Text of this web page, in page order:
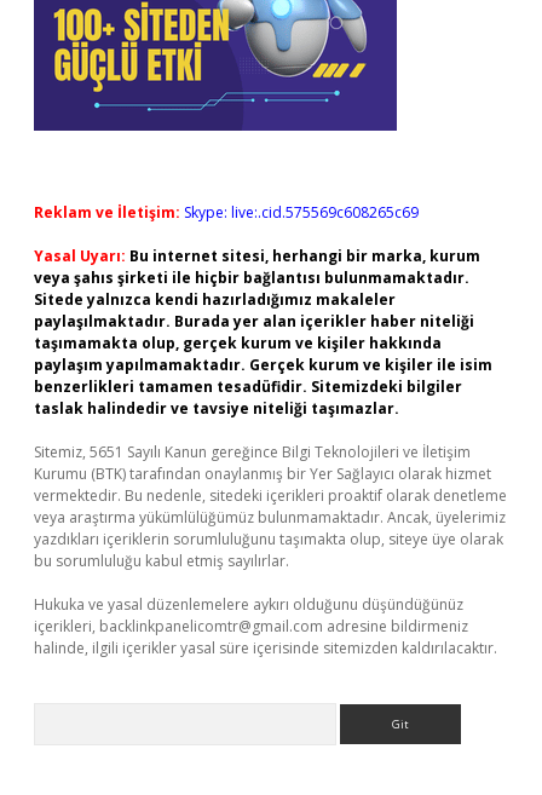
Reklam ve İletişim: Skype: live:.cid.575569c608265c69
Yasal Uyarı: Bu internet sitesi, herhangi bir marka, kurum
veya şahıs şirketi ile hiçbir bağlantısı bulunmamaktadır.
Sitede yalnızca kendi hazırladığımız makaleler
paylaşılmaktadır. Burada yer alan içerikler haber niteliği
taşımamakta olup, gerçek kurum ve kişiler hakkında
paylaşım yapılmamaktadır. Gerçek kurum ve kişiler ile isim
benzerlikleri tamamen tesadüfidir. Sitemizdeki bilgiler
taslak halindedir ve tavsiye niteliği taşımazlar.
Sitemiz, 5651 Sayılı Kanun gereğince Bilgi Teknolojileri ve İletişim
Kurumu (BTK) tarafından onaylanmış bir Yer Sağlayıcı olarak hizmet
vermektedir. Bu nedenle, sitedeki içerikleri proaktif olarak denetleme
veya araştırma yükümlülüğümüz bulunmamaktadır. Ancak, üyelerimiz
yazdıkları içeriklerin sorumluluğunu taşımakta olup, siteye üye olarak
bu sorumluluğu kabul etmiş sayılırlar.
Hukuka ve yasal düzenlemelere aykırı olduğunu düşündüğünüz
içerikleri, backlinkpanelicomtr@gmail.com adresine bildirmeniz
halinde, ilgili içerikler yasal süre içerisinde sitemizden kaldırılacaktır.